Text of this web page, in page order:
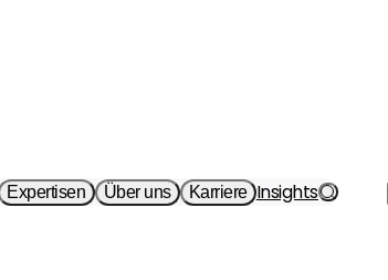
Expertisen Über uns Karriere Insights
Sie uns